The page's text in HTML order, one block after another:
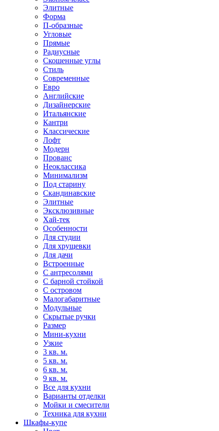
Элитные
Форма
П-образные
Угловые
Прямые
Радиусные
Скошенные углы
Стиль
Современные
Евро
Английские
Дизайнерские
Итальянские
Кантри
Классические
Лофт
Модерн
Прованс
Неоклассика
Минимализм
Под старину
Скандинавские
Элитные
Эксклюзивные
Хай-тек
Особенности
Для студии
Для хрущевки
Для дачи
Встроенные
С антресолями
С барной стойкой
С островом
Малогабаритные
Модульные
Скрытые ручки
Размер
Мини-кухни
Узкие
3 кв. м.
5 кв. м.
6 кв. м.
9 кв. м.
Все для кухни
Варианты отделки
Мойки и смесители
Техника для кухни
Шкафы-купе